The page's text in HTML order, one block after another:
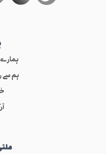
ہم سے